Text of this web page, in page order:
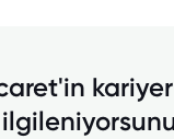
kariyer